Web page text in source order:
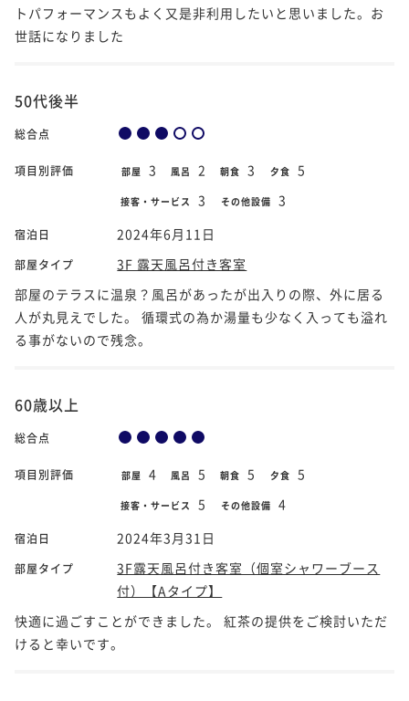
トパフォーマンスもよく又是非利用したいと思いました。お
世話になりました
50代後半
総合点
項目別評価 部屋 3 風呂 2 朝食 3 夕食 5
接客・サービス 3 その他設備 3
宿泊日 2024年6月11日
部屋タイプ
3F 露天風呂付き客室
部屋のテラスに温泉？風呂があったが出入りの際、外に居る
人が丸見えでした。 循環式の為か湯量も少なく入っても溢れ
る事がないので残念。
60歳以上
総合点
項目別評価 部屋 4 風呂 5 朝食 5 夕食 5
接客・サービス 5 その他設備 4
宿泊日 2024年3月31日
部屋タイプ
3F露天風呂付き客室（個室シャワーブース
付）【Aタイプ】
快適に過ごすことができました。 紅茶の提供をご検討いただ
けると幸いです。